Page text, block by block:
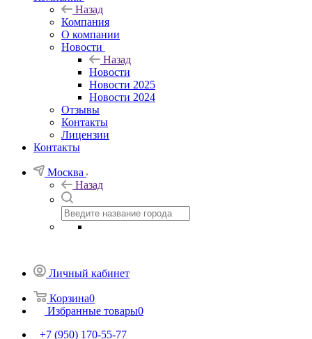
Назад
Компания
О компании
Новости
Назад
Новости
Новости 2025
Новости 2024
Отзывы
Контакты
Лицензии
Контакты
Москва
Назад
Личный кабинет
Корзина0
Избранные товары0
+7 (950) 170-55-77